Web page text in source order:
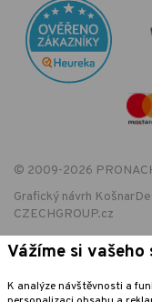
© 2009-2026
Grafický návrh
CZECHGROUP.cz
Podle zákona o evidenci
Vážíme si vašeho
K analýze návštěvnosti a